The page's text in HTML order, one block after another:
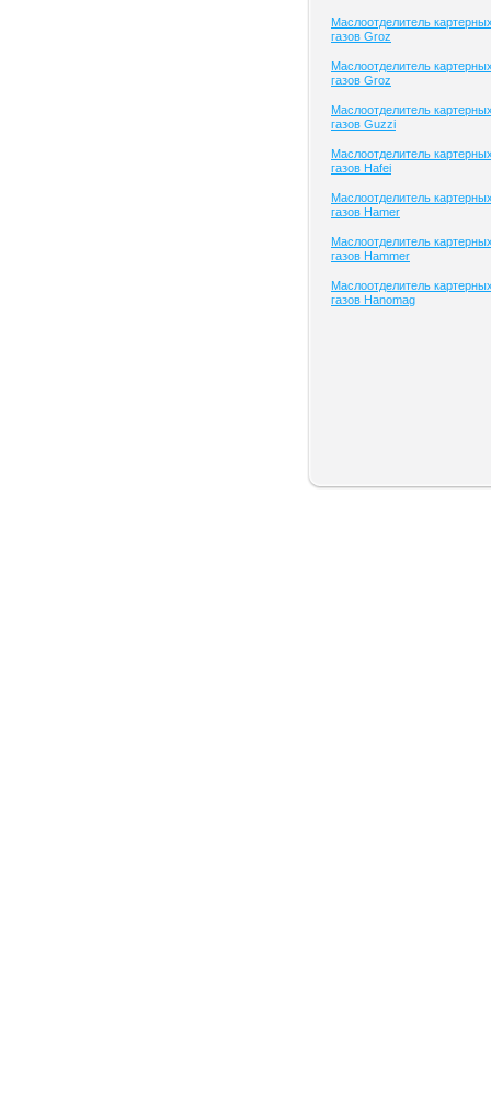
Маслоотделитель
газов Groz
Маслоотделитель
газов Groz
Маслоотделитель
газов Guzzi
Маслоотделитель
газов Hafei
Маслоотделитель
газов Hamer
Маслоотделитель
газов Hammer
Маслоотделитель
газов Hanomag